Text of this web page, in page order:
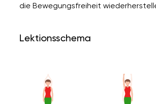
die Bewegungsfreiheit
Lektionsschema